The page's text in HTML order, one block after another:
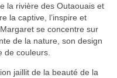
la rivière des Outaouais et
la captive, l’inspire et
se concentre sur
de la nature, son design
de couleurs.
jaillit de la beauté de la